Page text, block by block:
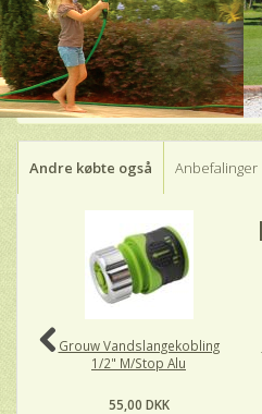
Andre købte også Anbefalinger
Grouw Vandslangekobling
1/2" M/Stop Alu
55,00 DKK